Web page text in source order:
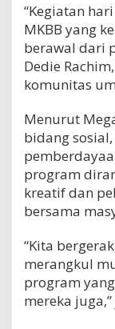
“Kegiatan
MKBB yang
berawal dari
Dedie
komunitas
Menurut
bidang
program
kreatif dan
bersama
“Kita
merangkul
program
mereka